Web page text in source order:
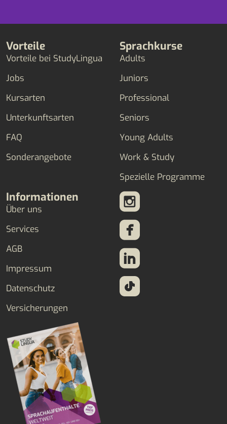
Vorteile
Vorteile bei StudyLingua
Jobs
Kursarten
Unterkunftsarten
FAQ
Sonderangebote
Sprachkurse
Adults
Juniors
Professional
Seniors
Young Adults
Work & Study
Spezielle Programme
Informationen
Über uns
Services
AGB
Impressum
Datenschutz
Versicherungen